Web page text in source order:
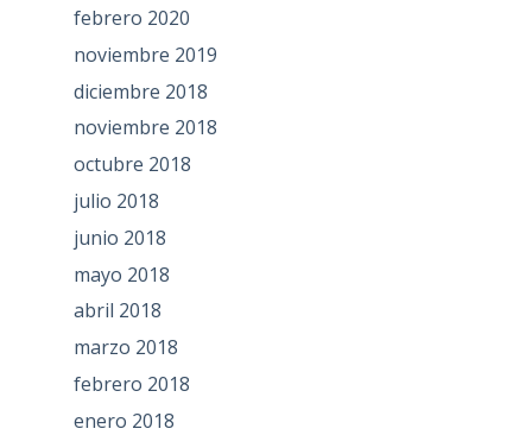
febrero 2020
noviembre 2019
diciembre 2018
noviembre 2018
octubre 2018
julio 2018
junio 2018
mayo 2018
abril 2018
marzo 2018
febrero 2018
enero 2018